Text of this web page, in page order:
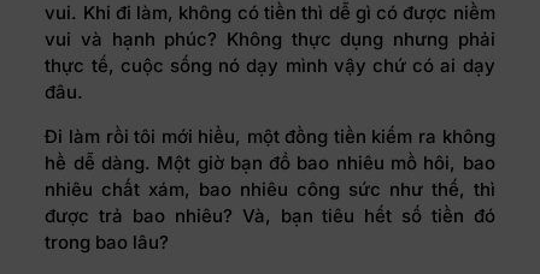
vui. Khi đi làm, không có tiền thì dễ gì có được niềm
vui và hạnh phúc? Không thực dụng nhưng phải
thực tế, cuộc sống nó dạy mình vậy chứ có ai dạy
đâu.
Đi làm rồi tôi mới hiểu, một đồng tiền kiếm ra không
hề dễ dàng. Một giờ bạn đổ bao nhiêu mồ hôi, bao
nhiêu chất xám, bao nhiêu công sức như thế, thì
được trả bao nhiêu? Và, bạn tiêu hết số tiền đó
trong bao lâu?